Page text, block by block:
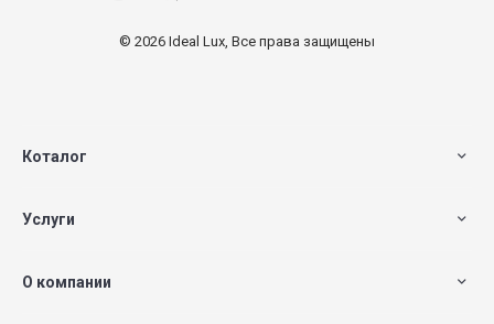
© 2026 Ideal Lux, Все права защищены
Коталог
Услуги
О компании